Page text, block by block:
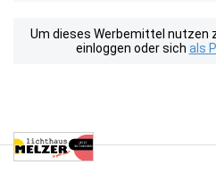
Um dieses Werbemittel nutzen
einloggen oder sich als